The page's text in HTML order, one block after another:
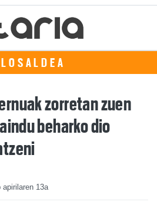
zorretan zuen
beharko dio
apirilaren 13a